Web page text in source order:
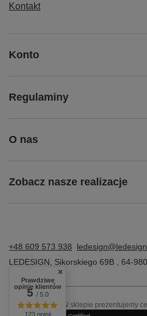
Kontakt
Konto
Regulaminy
O nas
Zobacz nasze realizacje
+48 609 573 938
LEDESIGN
Sikorskiego 69B 64-980
W sklepie prezentujemy
Prawdziwe
opinie klientów
5/ 5.0
123 opinii